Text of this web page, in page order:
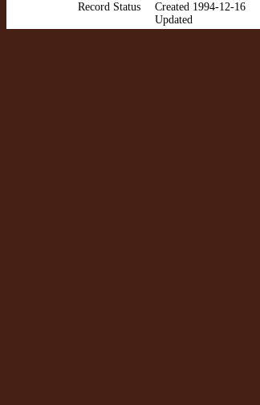
Record Status
Created 1994-12-16
Updated